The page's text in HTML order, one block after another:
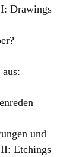
Drawings
und
Etchings